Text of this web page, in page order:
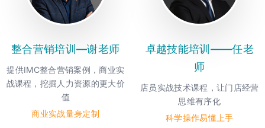
整合营销培训—谢老师
提供IMC整合营销案例，商业实
战课程，挖掘人力资源的更大价
值
商业实战量身定制
卓越技能培训——任老
师
店员实战技术课程，让门店经营
思维有序化
科学操作易懂上手